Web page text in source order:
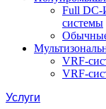
Full DC-
системы
VRF-
VRF-
Услуги